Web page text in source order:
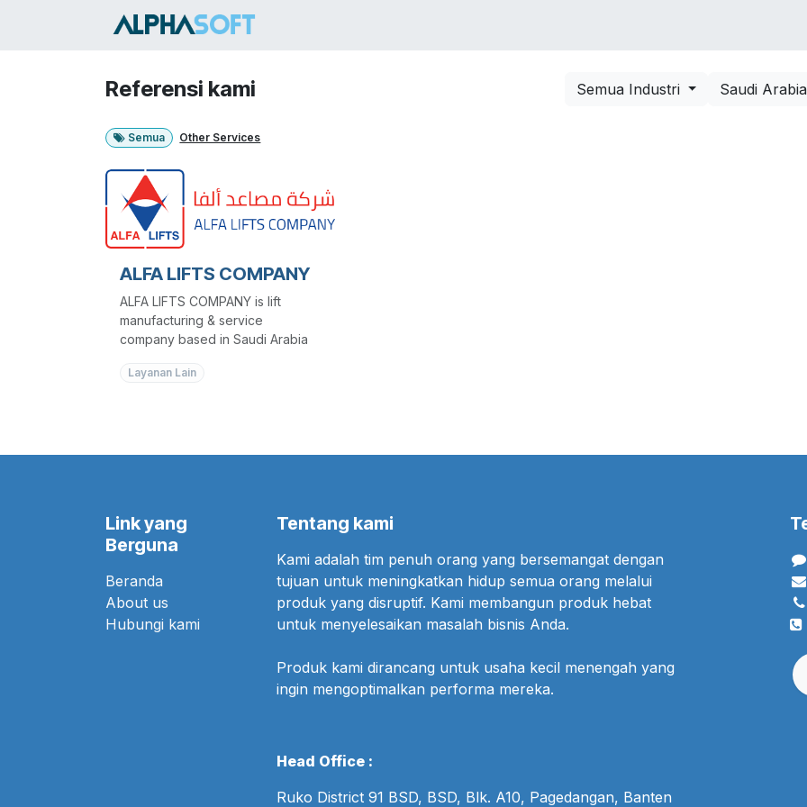
Referensi kami Semua Industri Saudi Arabia
Semua Other Services
ALFA LIFTS COMPANY
ALFA LIFTS COMPANY is lift
manufacturing & service
company based in Saudi Arabia
Layanan Lain
Link yang
Berguna
Beranda
About us
Hubungi kami
Tentang kami
Kami adalah tim penuh orang yang bersemangat dengan
tujuan untuk meningkatkan hidup semua orang melalui
produk yang disruptif. Kami membangun produk hebat
untuk menyelesaikan masalah bisnis Anda.
Produk kami dirancang untuk usaha kecil menengah yang
ingin mengoptimalkan performa mereka.
Head Office :
Ruko District 91 BSD, BSD, Blk. A10, Pagedangan, Banten